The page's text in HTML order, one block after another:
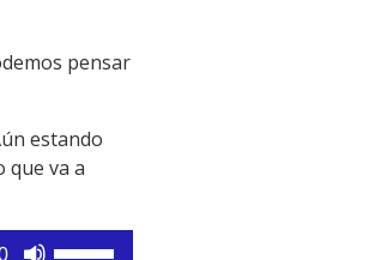
pensar
estando
que va a